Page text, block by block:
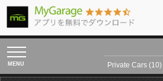
toggle
navigation
Private Cars (10)